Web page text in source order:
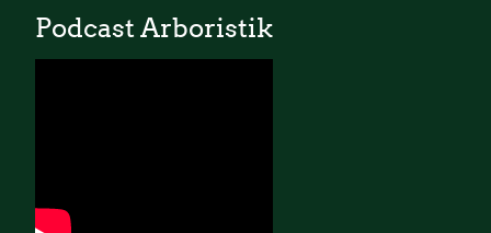
Podcast Arboristik